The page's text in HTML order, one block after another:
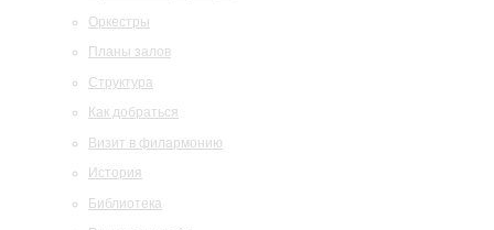
Оркестры
Планы залов
Структура
Как добраться
Визит в филармонию
История
Библиотека